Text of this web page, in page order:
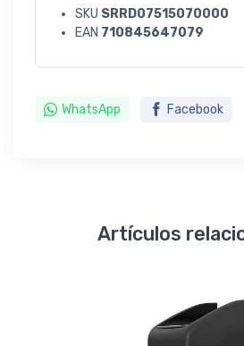
SKU SRRD07515070000
EAN 710845647079
WhatsApp Facebook
Artículos